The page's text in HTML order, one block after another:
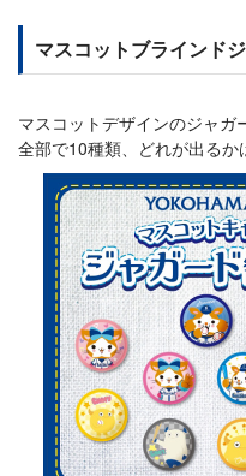
マスコットブラインド
マスコットデザインのジャガ
全部で10種類、どれが出る